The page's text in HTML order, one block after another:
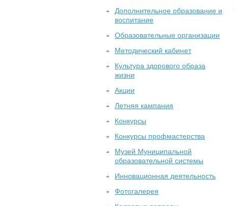
Дополнительное образование и
воспитание
Образовательные организации
Методический кабинет
Культура здорового образа
жизни
Акции
Летняя кампания
Конкурсы
Конкурсы профмастерства
Музей Муниципальной
образовательной системы
Инновационная деятельность
Фотогалерея